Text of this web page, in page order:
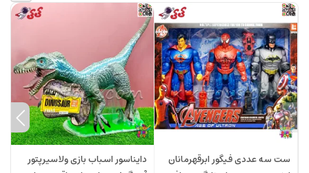
ست سه عددی فیگور ابرقهرمانان
دایناسور اسباب بازی ولاسیرپتور